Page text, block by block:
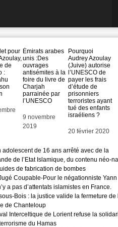
pour
de
:
Émirats arabes
unis :Des
ouvrages
antisémites à la
foire du livre de
Charjah
parrainée par
l’UNESCO
Date
9 novembre
2019
Pourquoi
Audrey Azoulay
(Juive) autorise
l’UNESCO de
payer les frais
d’étude de
prisonniers
terroristes ayant
tué des enfants
israéliens ?
Date
20 février 2020
adolescent de 16 ans arrêté avec de la
de l’Etat Islamique, du contenu néo-
de fabrication de bombes
Coupable-Pour le négationniste Yann
a pas d’attentats islamistes en France.
Bois : la justice valide la fermeture de
de Chanteloup
Interceltique de Lorient refuse la
du Hamas